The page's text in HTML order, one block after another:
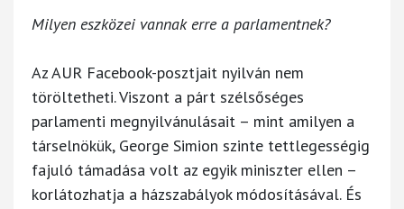
Milyen eszközei vannak erre a parlamentnek?
Az AUR Facebook-posztjait nyilván nem
töröltetheti. Viszont a párt szélsőséges
parlamenti megnyilvánulásait – mint amilyen a
társelnökük, George Simion szinte tettlegességig
fajuló támadása volt az egyik miniszter ellen –
korlátozhatja a házszabályok módosításával. És